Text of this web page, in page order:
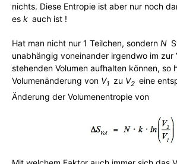
nichts. Diese Entropie ist aber nur noch
es k auch ist !
Hat man nicht nur 1 Teilchen, sondern N
unabhängig voneinander irgendwo im zur
stehenden Volumen aufhalten können, so
Volumenänderung von V1 zu V2 eine
Änderung der Volumenentropie von